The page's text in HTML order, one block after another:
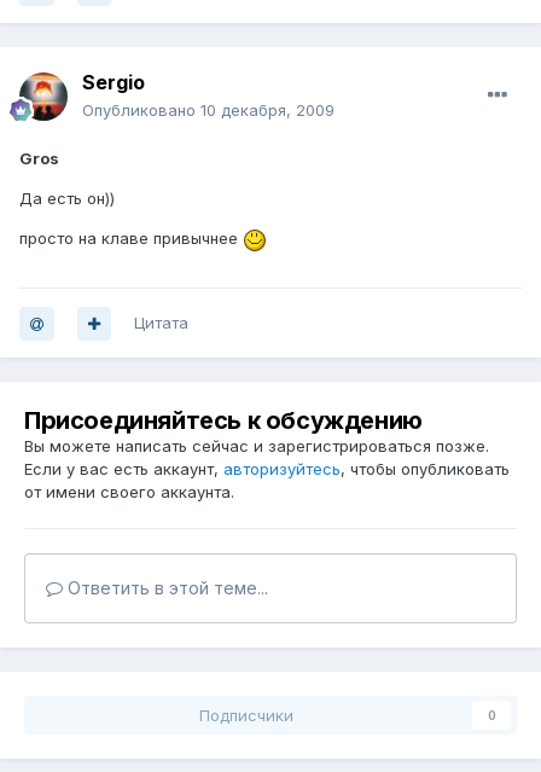
Sergio
Опубликовано 10 декабря, 2009
Gros
Да есть он))
просто на клаве привычнее
Цитата
Присоединяйтесь к обсуждению
Вы можете написать сейчас и зарегистрироваться позже.
Если у вас есть аккаунт, авторизуйтесь, чтобы опубликовать
от имени своего аккаунта.
Ответить в этой теме...
Подписчики 0